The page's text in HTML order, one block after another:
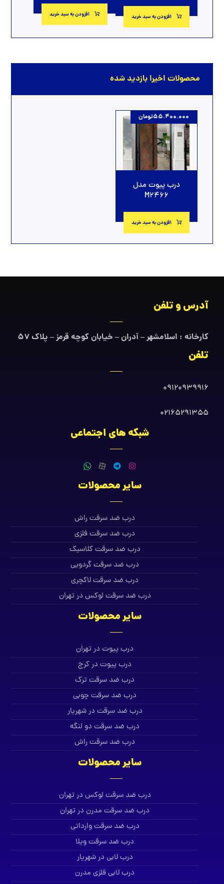
افزودن به سبد خرید افزودن به سبد خرید
محصولات اخیرا بازدید شده
درب پیوت مدل
M2466
55.400.000تومان
افزودن به سبد خرید
آدرس و تلفن
کارخانه : اسلامشهر – آدران – خیابان کوچه قرمز – پلاک ۵۷
تلفن
09120939916
02165291355
شبکه های اجتماعی
سایر محصولات
درب ضد سرقت راش
درب ضد سرقت فلزی
درب ضد سرقت کلاسیک
درب ضد سرقت گردویی
درب ضد سرقت لاکچری
درب ضد سرقت لوکس در تهران
سایر محصولات
درب پیوت در تهران
درب پیوت در کرج
درب ضد سرقت ترک
درب ضد سرقت چوبی
درب ضد سرقت در شهریار
درب ضد سرقت دو لنگه
درب ضد سرقت راش
سایر محصولات
درب ضد سرقت لوکس در تهران
درب ضد سرقت مدرن در تهران
درب ضد سرقت وارداتی
درب ضد سرقت ویلا
درب لابی در شهریار
درب لابی فلزی مدرن